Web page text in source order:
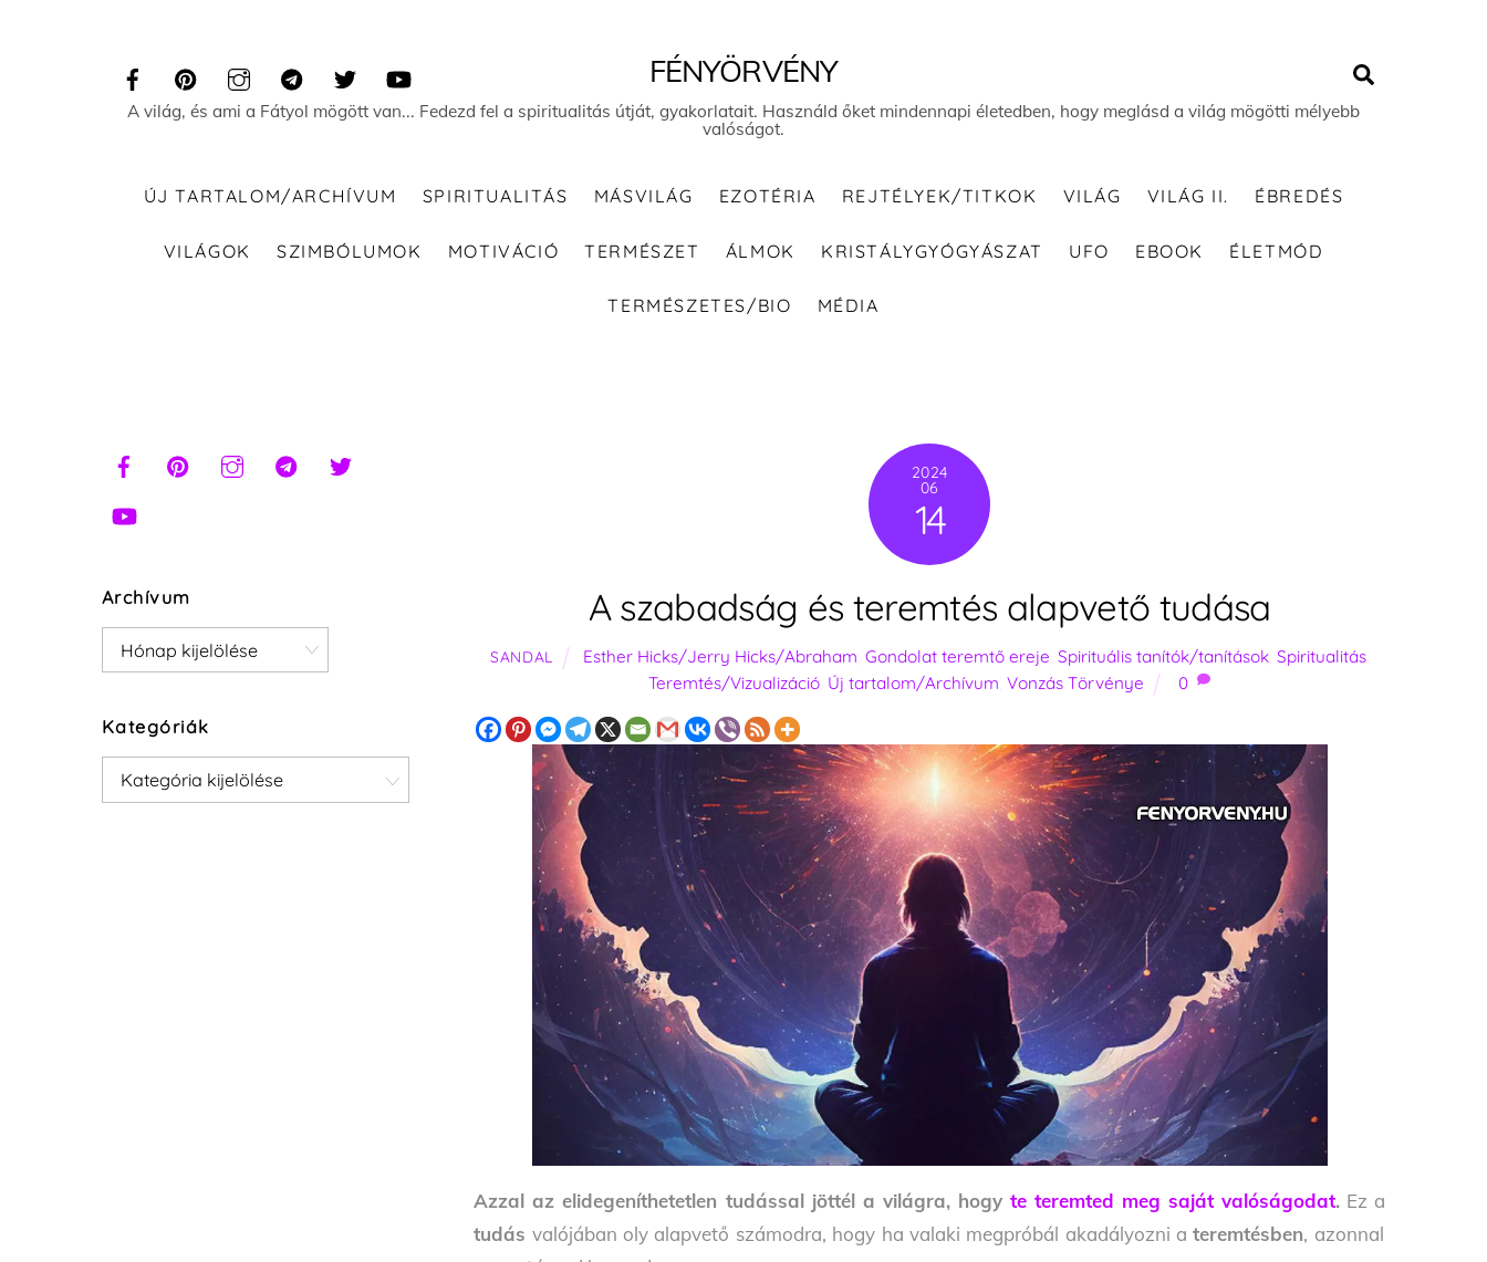
FÉNYÖRVÉNY
A világ, és ami a Fátyol mögött van... Fedezd fel a spiritualitás útját, gyakorlatait. Használd őket mindennapi életedben, hogy meglásd a világ mögötti mélyebb
valóságot.
ÚJ TARTALOM/ARCHÍVUM SPIRITUALITÁS MÁSVILÁG EZOTÉRIA REJTÉLYEK/TITKOK VILÁG VILÁG II. ÉBREDÉS
VILÁGOK SZIMBÓLUMOK MOTIVÁCIÓ TERMÉSZET ÁLMOK KRISTÁLYGYÓGYÁSZAT UFO EBOOK ÉLETMÓD
TERMÉSZETES/BIO MÉDIA
2024
06
14
A szabadság és teremtés alapvető tudása
SANDAL Esther Hicks/Jerry Hicks/Abraham Gondolat teremtő ereje Spirituális tanítók/tanítások, Spiritualitás,
Teremtés/Vizualizáció Új tartalom/Archívum ,Vonzás Törvénye 0
Azzal az elidegeníthetetlen tudással jöttél a világra, hogy te teremted meg saját valóságodat.Ez a
tudás valójában oly alapvető számodra, hogy ha valaki megpróbál akadályozni ateremtésben, azonnal
Archívum
Archívum
Kategóriák
Kategóriák